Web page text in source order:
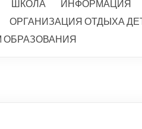
ШКОЛА ИНФОРМАЦИЯ
ОРГАНИЗАЦИЯ ОТДЫХА